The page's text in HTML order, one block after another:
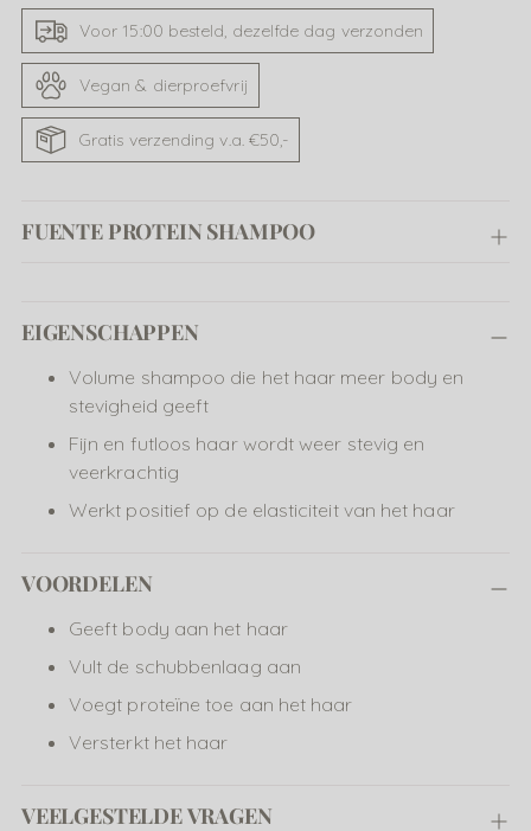
Voor 15:00 besteld, dezelfde dag verzonden
Vegan & dierproefvrij
Gratis verzending v.a. €50,-
FUENTE PROTEIN SHAMPOO
toevoegen
aan
EIGENSCHAPPEN
Volume shampoo die het haar meer body en
stevigheid geeft
Fijn en futloos haar wordt weer stevig en
veerkrachtig
Werkt positief op de elasticiteit van het haar
VOORDELEN
Geeft body aan het haar
Vult de schubbenlaag aan
Voegt proteïne toe aan het haar
Versterkt het haar
VEELGESTELDE VRAGEN